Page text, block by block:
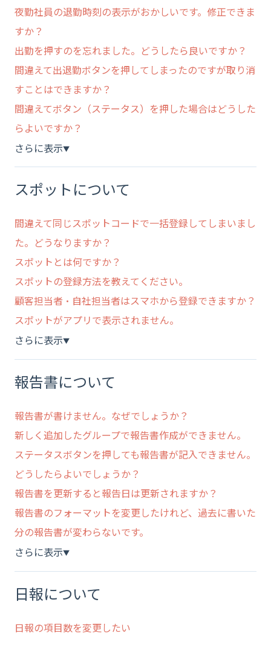
夜勤社員の退勤時刻の表示がおかしいです。修正できま
すか？
出勤を押すのを忘れました。どうしたら良いですか？
間違えて出退勤ボタンを押してしまったのですが取り消
すことはできますか？
間違えてボタン（ステータス）を押した場合はどうした
らよいですか？
さらに表示▼
スポットについて
間違えて同じスポットコードで一括登録してしまいまし
た。どうなりますか？
スポットとは何ですか？
スポットの登録方法を教えてください。
顧客担当者・自社担当者はスマホから登録できますか？
スポットがアプリで表示されません。
さらに表示▼
報告書について
報告書が書けません。なぜでしょうか？
新しく追加したグループで報告書作成ができません。
ステータスボタンを押しても報告書が記入できません。
どうしたらよいでしょうか？
報告書を更新すると報告日は更新されますか？
報告書のフォーマットを変更したけれど、過去に書いた
分の報告書が変わらないです。
さらに表示▼
日報について
日報の項目数を変更したい